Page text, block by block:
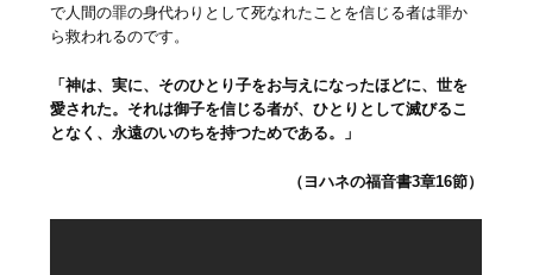
で人間の罪の身代わりとして死なれたことを信じる者は罪か
ら救われるのです。
「神は、実に、そのひとり子をお与えになったほどに、世を
愛された。それは御子を信じる者が、ひとりとして滅びるこ
となく、永遠のいのちを持つためである。」
（ヨハネの福音書3章16節）